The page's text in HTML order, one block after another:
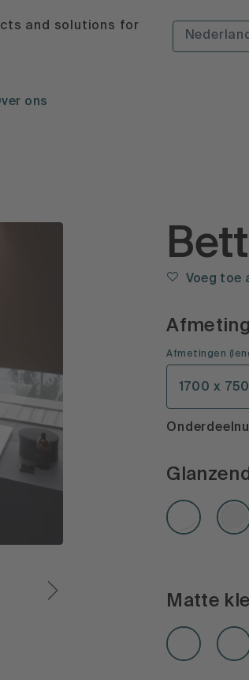
and solutions for
ons
Voeg toe
Afmetingen (
1700 x
Matte